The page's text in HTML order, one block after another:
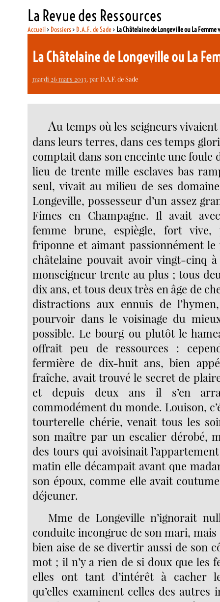
La Revue des Ressources
Accueil> Dossiers> D.A.F. de Sade> La Châtelaine de Longeville ou La Femme
La Châtelaine de Longeville ou La
mardi 26 mars 2013, parD.A.F. de Sade
Au temps où les seigneurs
dans leurs terres, dans ces temps
comptait dans son enceinte une foule
lieu de trente mille esclaves bas
seul, vivait au milieu de ses
Longeville, possesseur d’un assez
Fimes en Champagne. Il avait
femme brune, espiègle, fort
friponne et aimant passionnément
châtelaine pouvait avoir vingt-cinq
monseigneur trente au plus ; tous
dix ans, et tous deux très en âge de
distractions aux ennuis de
pourvoir dans le voisinage du
possible. Le bourg ou plutôt le
offrait peu de ressources :
fermière de dix-huit ans, bien
fraîche, avait trouvé le secret de
et depuis deux ans il s’en
commodément du monde. Louison,
tourterelle chérie, venait tous les
son maître par un escalier dérobé,
des tours qui avoisinait
matin elle décampait avant que
son époux, comme elle avait
déjeuner.
Mme de Longeville n’ignorait
conduite incongrue de son mari,
bien aise de se divertir aussi de son
mot ; il n’y a rien de si doux que les
elles ont tant d’intérêt à cacher
qu’elles examinent celles des